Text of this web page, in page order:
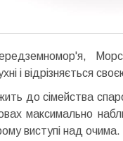
і відрізняється
до сімейства
максимально
виступі над очима.